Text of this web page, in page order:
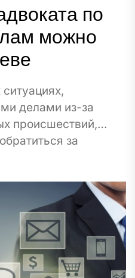
по
можно
делами из-за
происшествий,
за
помощью.